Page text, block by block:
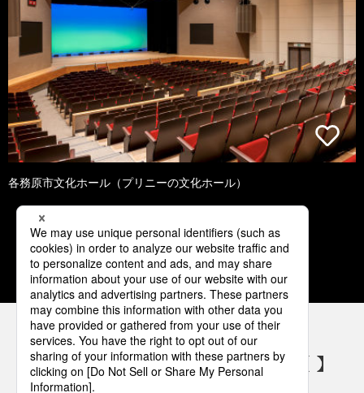
各務原市文化ホール（プリニーの文化ホール）
1 2 3 4 5
パナソニックの電気設備 SNSアカウント